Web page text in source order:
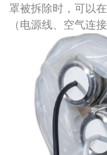
罩被拆除时，可以
（电源线、空气连